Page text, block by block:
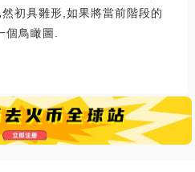
初具雛形,如果將當前階段的
鳥瞰圖.